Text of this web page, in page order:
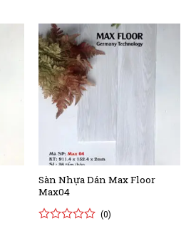
đánh
giá
Sàn Nhựa Dán Max Floor
Max04
(0)